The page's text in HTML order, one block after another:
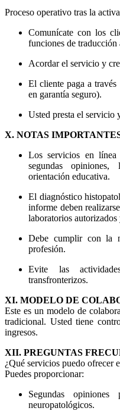
Proceso operativo tras la
Comunícate con los
funciones de traducción
Acordar el servicio y
El cliente paga a
en garantía seguro).
Usted presta el servicio
X. NOTAS
Los servicios en línea
segundas
orientación educativa.
El diagnóstico
informe deben
laboratorios
Debe cumplir con la
profesión.
Evite las
transfronterizos.
XI. MODELO DE
Este es un modelo de
tradicional. Usted tiene
ingresos.
XII. PREGUNTAS
¿Qué servicios puedo ofrecer
Puedes proporcionar:
Segundas opiniones
neuropatológicos.